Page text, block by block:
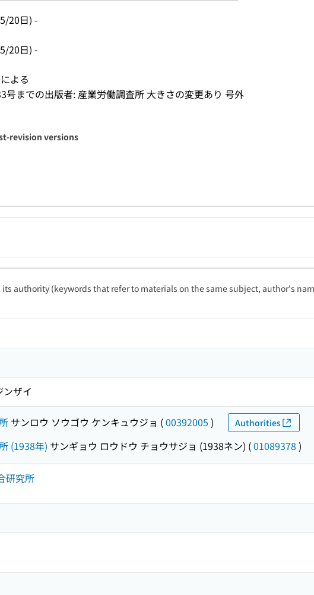
20日) -
20日) -
よる
号までの出版者: 産業労働調査所 大きさの変更あり 号外
revision versions
authority (keywords that refer to materials on the same subject, author's
ンザイ
サンロウ ソウゴウ ケンキュウジョ (00392005 ) Authorities
(1938年) サンギョウ ロウドウ チョウサジョ (1938ネン) (01089378 )
研究所